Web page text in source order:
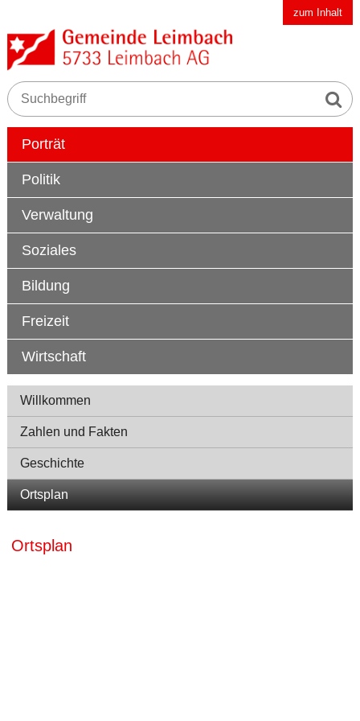
Navigieren in der Gemeinde Leimbach AGzum Inhalt
Suchbegriff
Suche
Hauptnavigation
Porträt
Politik
Verwaltung
Soziales
Bildung
Freizeit
Wirtschaft
Navigation
Willkommen
Zahlen und Fakten
Geschichte
Ortsplan
Ortsplan